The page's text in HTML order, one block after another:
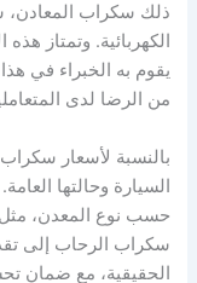
ذلك سكراب المعادن،
الكهربائية. وتمتاز
يقوم به الخبراء في
من الرضا لدى
بالنسبة لأسعار
السيارة وحالتها
حسب نوع المعدن، مثل
سكراب الرحاب إلى
الحقيقية، مع ضمان